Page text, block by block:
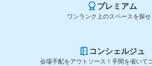
プレミアム
ワンランク上のスペースを探せ
コンシェルジュ
会場手配をアウトソース！手間を省いて